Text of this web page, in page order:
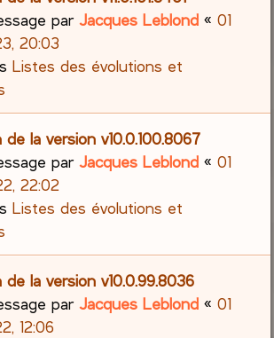
parJacques Leblond «01
20:03
Listes des évolutions et
de la version v10.0.100.8067
parJacques Leblond «01
22:02
Listes des évolutions et
de la version v10.0.99.8036
parJacques Leblond «01
12:06